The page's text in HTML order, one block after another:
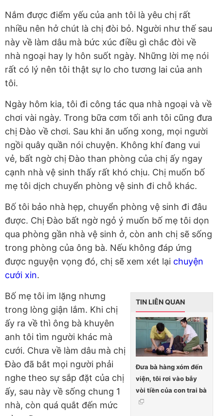
Nắm được điểm yếu của anh tôi là yêu chị rất
nhiều nên hở chút là chị đòi bỏ. Người như thế sau
này về làm dâu mà bức xúc điều gì chắc đòi về
nhà ngoại hay ly hôn suốt ngày. Những lời mẹ nói
rất có lý nên tôi thật sự lo cho tương lai của anh
tôi.
Ngày hôm kia, tôi đi công tác qua nhà ngoại và về
chơi vài ngày. Trong bữa cơm tối anh tôi cũng đưa
chị Đào về chơi. Sau khi ăn uống xong, mọi người
ngồi quây quần nói chuyện. Không khí đang vui
vẻ, bất ngờ chị Đào than phòng của chị ấy ngay
cạnh nhà vệ sinh thấy rất khó chịu. Chị muốn bố
mẹ tôi dịch chuyển phòng vệ sinh đi chỗ khác.
Bố tôi bảo nhà hẹp, chuyển phòng vệ sinh đi đâu
được. Chị Đào bất ngờ ngỏ ý muốn bố mẹ tôi dọn
qua phòng gần nhà vệ sinh ở, còn anh chị sẽ sống
trong phòng của ông bà. Nếu không đáp ứng
được nguyện vọng đó, chị sẽ xem xét lại chuyện
cưới xin.
TIN LIÊN QUAN
Đưa bà hàng xóm đến
viện, tôi rơi vào bẫy
vòi tiền của con trai bà
Bố mẹ tôi im lặng nhưng
trong lòng giận lắm. Khi chị
ấy ra về thì ông bà khuyên
anh tôi tìm người khác mà
cưới. Chưa về làm dâu mà chị
Đào đã bắt mọi người phải
nghe theo sự sắp đặt của chị
ấy, sau này về sống chung 1
nhà, còn quá quắt đến mức